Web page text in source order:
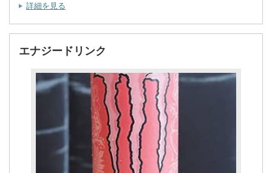
詳細を見る
エナジードリンク